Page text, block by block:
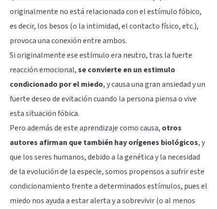
originalmente no está relacionada con el estímulo fóbico,
es decir, los besos (o la intimidad, el contacto físico, etc.),
provoca una conexión entre ambos.
Si originalmente ese estímulo era neutro, tras la fuerte
reacción emocional,se convierte en un estimulo
condicionado por el miedo, y causa una gran ansiedad y un
fuerte deseo de evitación cuando la persona piensa o vive
esta situación fóbica.
Pero además de este aprendizaje como causa, otros
autores afirman que también hay orígenes biológicos, y
que los seres humanos, debido a la genética y la necesidad
de la evolución de la especie, somos propensos a sufrir este
condicionamiento frente a determinados estímulos, pues el
miedo nos ayuda a estar alerta y a sobrevivir (o al menos